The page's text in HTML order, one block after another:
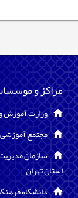
مراکز و
وزارت آموزش
مجتمع
سازمان
استان تهران
دانشگاه